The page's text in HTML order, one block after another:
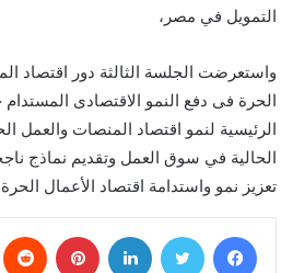
التمويل في مصر،
واستعرضت الجلسة الثالثة دور اقتصاد
الحرة فى دفع النمو الاقتصادى
الرئيسية لنمو اقتصاد المنصات والعمل
الحالية في سوق العمل وتقديم نماذج
تعزيز نمو واستدامة اقتصاد الأعمال
فيسبوك تويتر لينكدإن بينتيريست